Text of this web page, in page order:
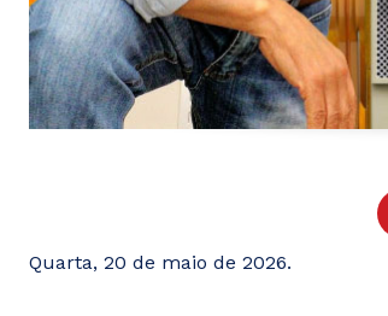
Quarta, 20 de maio de 2026.